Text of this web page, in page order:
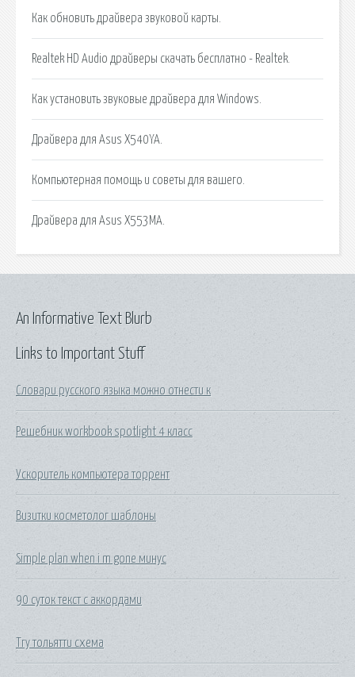
Как обновить драйвера звуковой карты.
Realtek HD Audio драйверы скачать бесплатно - Realtek.
Как установить звуковые драйвера для Windows.
Драйвера для Asus X540YA.
Компьютерная помощь и советы для вашего.
Драйвера для Asus X553MA.
Links to Important Stuff
Словари русского языка можно отнести к
Решебник workbook spotlight 4 класс
Ускоритель компьютера торрент
Визитки косметолог шаблоны
Simple plan when i m gone минус
90 суток текст с аккордами
Тгу тольятти схема
An Informative Text Blurb